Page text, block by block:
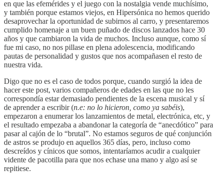
en que las efemérides y el juego con la nostalgia vende muchísimo,
y también porque estamos viejos, en Hipersónica no hemos querido
desaprovechar la oportunidad de subirnos al carro, y presentaremos
cumplido homenaje a un buen puñado de discos lanzados hace 30
años y que cambiaron la vida de muchos. Incluso aunque, como sí
fue mi caso, no nos pillase en plena adolescencia, modificando
pautas de personalidad y gustos que nos acompañasen el resto de
nuestra vida.
Digo que no es el caso de todos porque, cuando surgió la idea de
hacer este post, varios compañeros de edades en las que no les
correspondía estar demasiado pendientes de la escena musical y sí
de aprender a escribir (n.e: no lo hicieron, como ya sabéis),
empezaron a enumerar los lanzamientos de metal, electrónica, etc, y
el resultado empezaba a abandonar la categoría de “anecdótico” para
pasar al cajón de lo “brutal”. No estamos seguros de qué conjunción
de astros se produjo en aquellos 365 días, pero, incluso como
descreídos y cínicos que somos, intentaríamos acudir a cualquier
vidente de pacotilla para que nos echase una mano y algo así se
repitiese.